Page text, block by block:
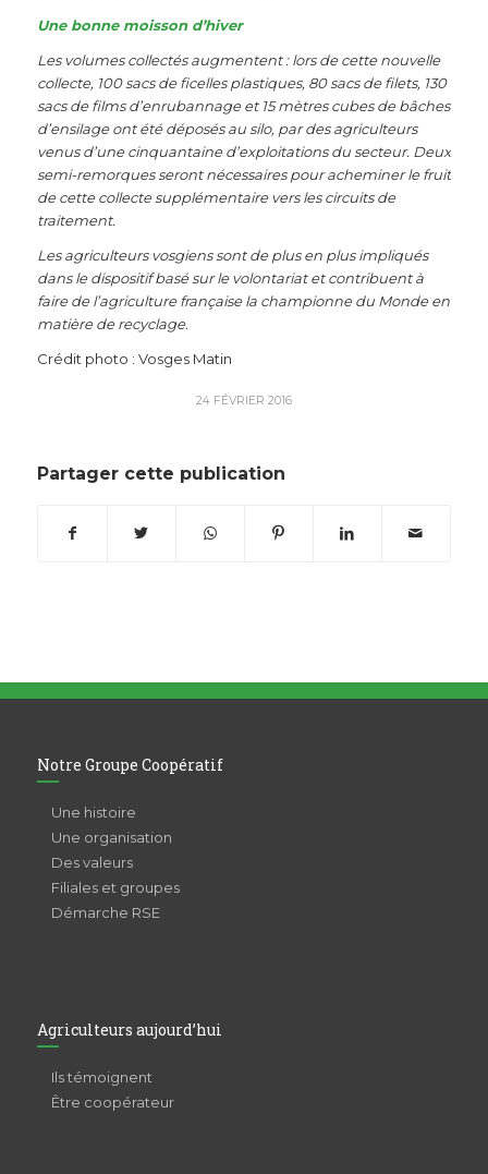
Une bonne moisson d’hiver
Les volumes collectés augmentent : lors de cette nouvelle
collecte, 100 sacs de ficelles plastiques, 80 sacs de filets, 130
sacs de films d’enrubannage et 15 mètres cubes de bâches
d’ensilage ont été déposés au silo, par des agriculteurs
venus d’une cinquantaine d’exploitations du secteur. Deux
semi-remorques seront nécessaires pour acheminer le fruit
de cette collecte supplémentaire vers les circuits de
traitement.
Les agriculteurs vosgiens sont de plus en plus impliqués
dans le dispositif basé sur le volontariat et contribuent à
faire de l’agriculture française la championne du Monde en
matière de recyclage.
Crédit photo : Vosges Matin
24 FÉVRIER 2016
Partager cette publication
Notre Groupe Coopératif
Une histoire
Une organisation
Des valeurs
Filiales et groupes
Démarche RSE
Agriculteurs aujourd’hui
Ils témoignent
Être coopérateur